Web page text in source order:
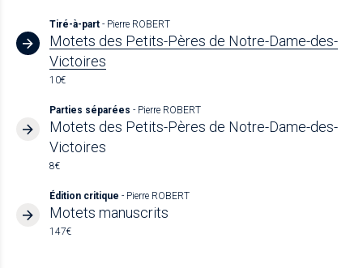
Tiré-à-part - Pierre ROBERT
Motets des Petits-Pères de Notre-Dame-des-
Victoires
10€
Parties séparées - Pierre ROBERT
Motets des Petits-Pères de Notre-Dame-des-
Victoires
8€
Édition critique - Pierre ROBERT
Motets manuscrits
147€